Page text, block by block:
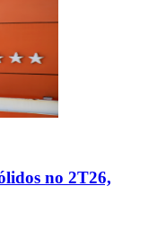
no 2T26,